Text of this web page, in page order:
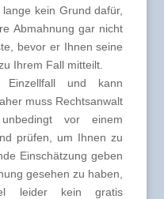
kein Grund dafür,
Abmahnung gar nicht
bevor er Ihnen seine
Ihrem Fall mitteilt.
und kann
muss Rechtsanwalt
vor einem
prüfen, um Ihnen zu
Einschätzung geben
gesehen zu haben,
leider kein gratis